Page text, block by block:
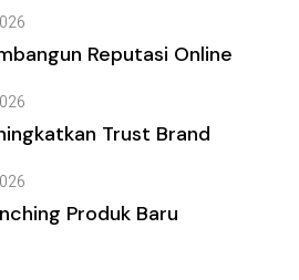
Reputasi Online
Trust Brand
Produk Baru